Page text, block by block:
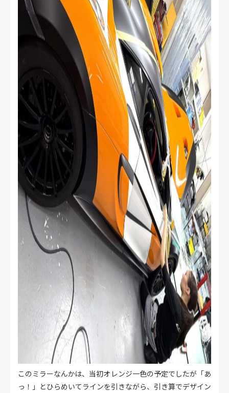
このミラーなんかは、当初オレンジ一色の予定でしたが「あ
っ！」とひらめいてラインを引きながら、引き算でデザイン